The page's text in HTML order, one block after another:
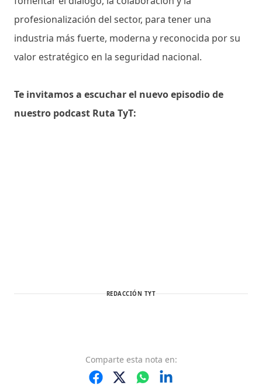
profesionalización del sector, para tener una
industria más fuerte, moderna y reconocida por su
valor estratégico en la seguridad nacional.
Te invitamos a escuchar el nuevo episodio de
nuestro podcast Ruta TyT:
REDACCIÓN TYT
Comparte esta nota en: